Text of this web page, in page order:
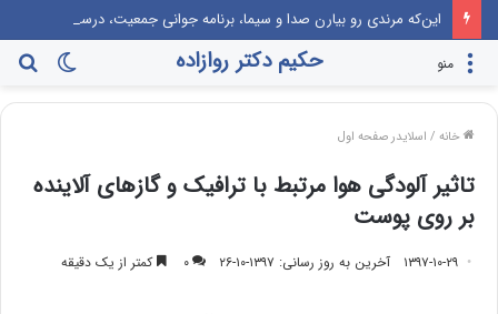
تغییر
پوسته
حکیم دکتر روازاده منو
خانه / اسلایدر صفحه اول
تاثیر آلودگی هوا مرتبط با ترافیک و گازهای آلاینده
بر روی پوست
۱۳۹۷-۱۰-۲۹ آخرین به روز رسانی: ۱۳۹۷-۱۰-۲۶ ۰ کمتر از یک دقیقه